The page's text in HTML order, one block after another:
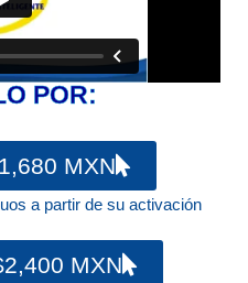
POR:
MXN
a partir de su activación
MXN